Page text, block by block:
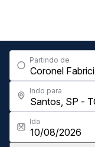
Partindo de
Indo para
Ida